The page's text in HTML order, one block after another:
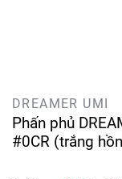
DREAMER UMI
Phấn phủ
#0CR (trắng